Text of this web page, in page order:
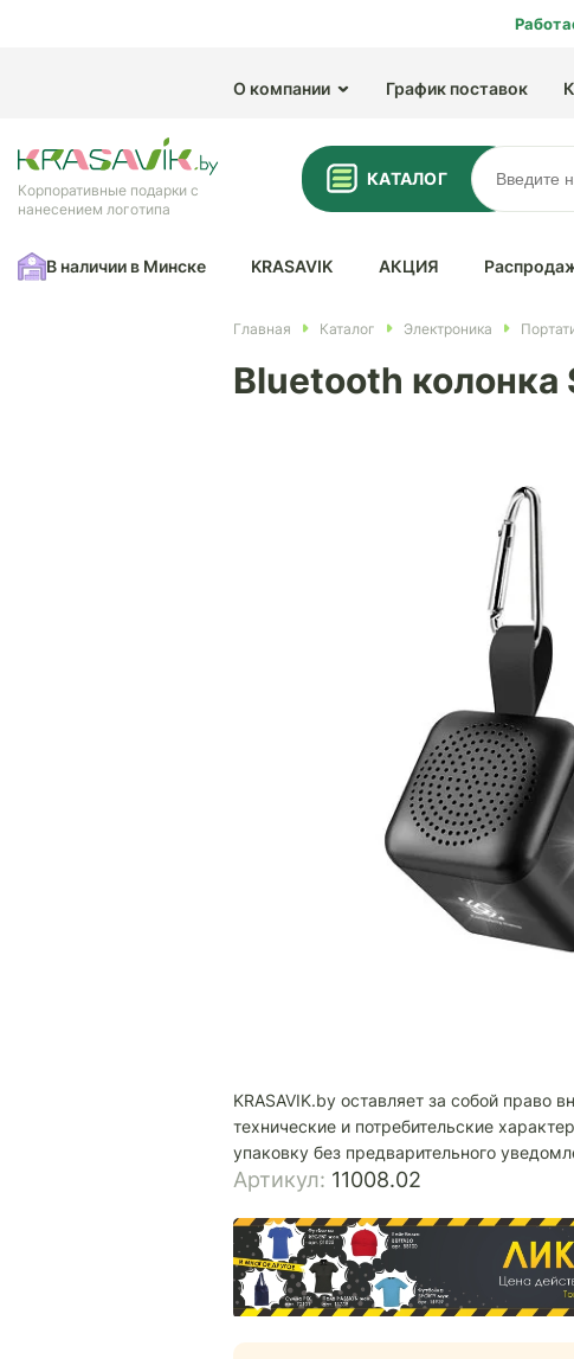
О компании График поставок
Корпоративные подарки с
нанесением логотипа
КАТАЛОГ
В наличии в Минске KRASAVIK АКЦИЯ
Главная Каталог Электроника
Bluetooth колонка
KRASAVIK.by оставляет за собой право
технические и потребительские
упаковку без предварительного
Артикул: 11008.02